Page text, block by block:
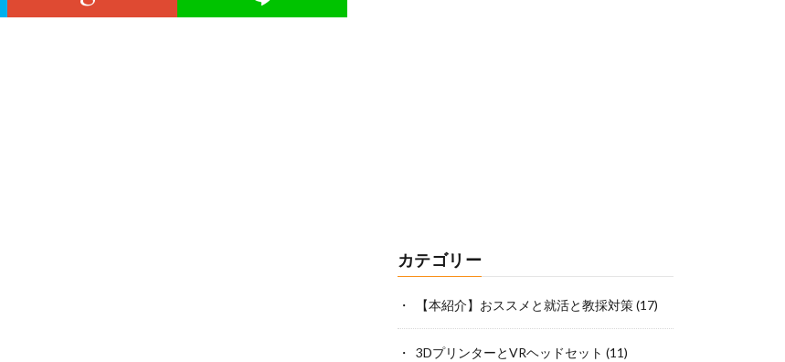
カテゴリー
【本紹介】おススメと就活と教採対策(17)
3DプリンターとVRヘッドセット (11)